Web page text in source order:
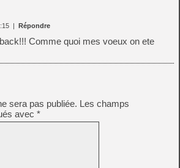
| Répondre
Comme quoi mes voeux on ete
sera pas publiée. Les champs
avec *